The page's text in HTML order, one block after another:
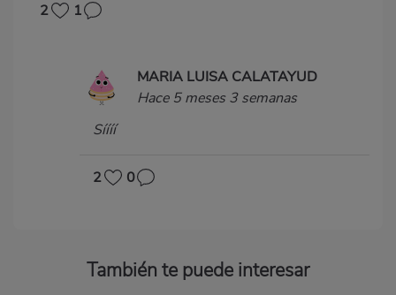
2 1
MARIA LUISA CALATAYUD
Hace 5 meses 3 semanas
Síííí
2 0
También te puede interesar